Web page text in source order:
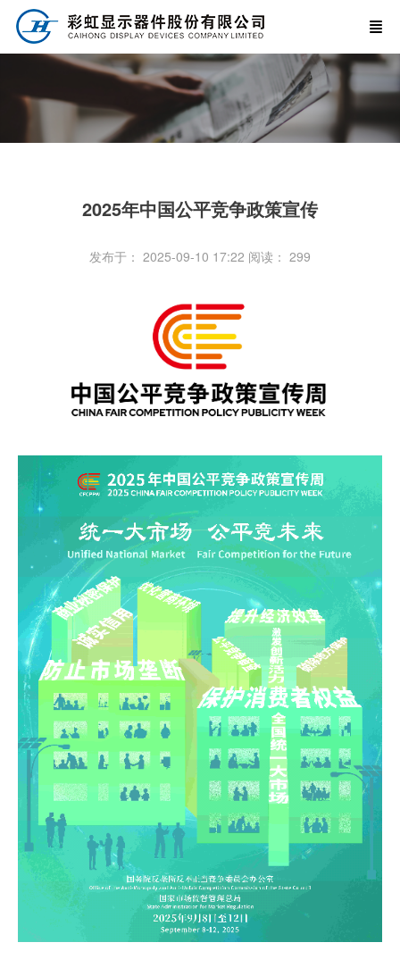
2025年中国公平竞争政策宣传
发布于： 2025-09-10 17:22 阅读： 299